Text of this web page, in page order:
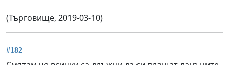
(Търговище, 2019-03-10)
#182